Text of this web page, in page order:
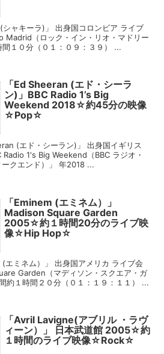
ャキーラ)」 出身国コロンビア ライブ
Madrid（ロック・イン・リオ・マドリー
１０分（０１：０９：３９） ...
「Ed Sheeran (エド・シーラ
ン)」BBC Radio 1’s Big
Weekend 2018☆約45分の映像
☆Pop☆
(エド・シーラン)」 出身国イギリス
Radio 1's Big Weekend（BBC ラジオ・
クエンド）」 年2018 ...
「Eminem (エミネム）」
Madison Square Garden
2005☆約１時間20分のライブ映
像☆Hip Hop☆
エミネム）」 出身国アメリカ ライブ会
Garden（マディソン・スクエア・ガ
約１時間２０分（０１：１９：１１） ...
「Avril Lavigne(アブリル ・ラヴ
ィーン）」 日本武道館 2005☆約
１時間のライブ映像☆Rock☆